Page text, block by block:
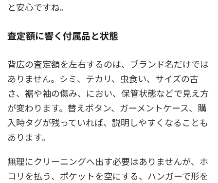
と安心ですね。
査定額に響く付属品と状態
背広の査定額を左右するのは、ブランド名だけでは
ありません。シミ、テカリ、虫食い、サイズの古
さ、裾や袖の傷み、におい、保管状態などで見え方
が変わります。替えボタン、ガーメントケース、購
入時タグが残っていれば、説明しやすくなることも
あります。
無理にクリーニングへ出す必要はありませんが、ホ
コリを払う、ポケットを空にする、ハンガーで形を